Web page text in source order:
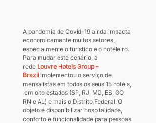
A pandemia de Covid-19 ainda impacta
economicamente muitos setores,
especialmente o turístico e o hoteleiro.
Para mudar este cenário, a
rede Louvre Hotels Group –
Brazil implementou o serviço de
mensalistas em todos os seus 15 hotéis,
em oito estados (SP, RJ, MG, ES, GO,
RN e AL) e mais o Distrito Federal. O
objeto é disponibilizar hospitalidade,
conforto e funcionalidade para pessoas